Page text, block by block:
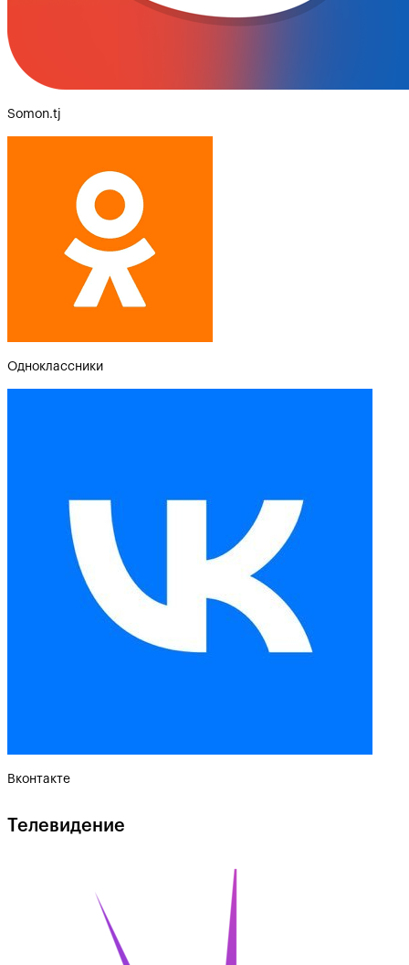
Somon.tj
Одноклассники
Вконтакте
Телевидение